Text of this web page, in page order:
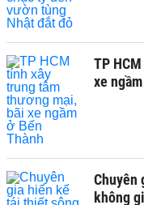
TP
xe
Chuyên
không